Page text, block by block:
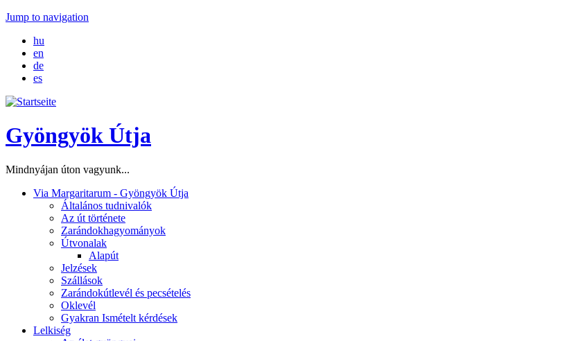
Jump to navigation
hu
en
de
es
Gyöngyök Útja
Mindnyájan úton vagyunk...
Via Margaritarum - Gyöngyök Útja
Általános tudnivalók
Az út története
Zarándokhagyományok
Útvonalak
Alapút
Jelzések
Szállások
Zarándokútlevél és pecsételés
Oklevél
Gyakran Ismételt kérdések
Lelkiség